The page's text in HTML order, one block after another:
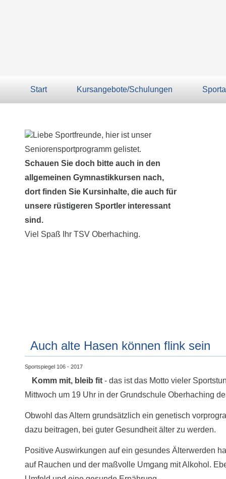
Start Kursangebote/Schulungen
Liebe Sportfreunde, hier ist unser
Seniorensportprogramm gelistet.
Schauen Sie doch bitte auch in den
allgemeinen Gymnastikkursen nach,
dort finden Sie Kursinhalte, die auch für
unsere rüstigeren Sportler interessant
sind.
Viel Spaß Ihr TSV Oberhaching.
Auch alte Hasen können flink sein
Sportspiegel 106 - 2017
Komm mit, bleib fit - das ist das Motto vieler
Mittwoch um 19 Uhr in der Grundschule Oberhaching
Obwohl das Altern grundsätzlich ein genetisch
dazu beitragen, bei guter Gesundheit älter zu werden.
Positive Auswirkungen auf ein gesundes Älterwerden
auf Rauchen und der maßvolle Umgang mit Alkohol.